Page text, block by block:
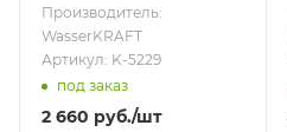
Производитель:
WasserKRAFT
Артикул: K-5229
под заказ
2 660 руб./шт